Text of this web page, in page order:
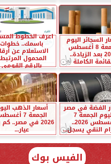
السجائر اليوم
الجمعة 8 أغسطس
2026 بعد الزيادة..
الكاملة
اعرف الخطوط
باسمك.. خطوات
الاستعلام عن
المحمول
بالرقم القومي
الفضة في مصر
اليوم الجمعة 7
أغسطس 2026..
النقي يسجل...
أسعار الذهب
الجمعة 7
2026 في مصر..
عيار...
الفيس بوك